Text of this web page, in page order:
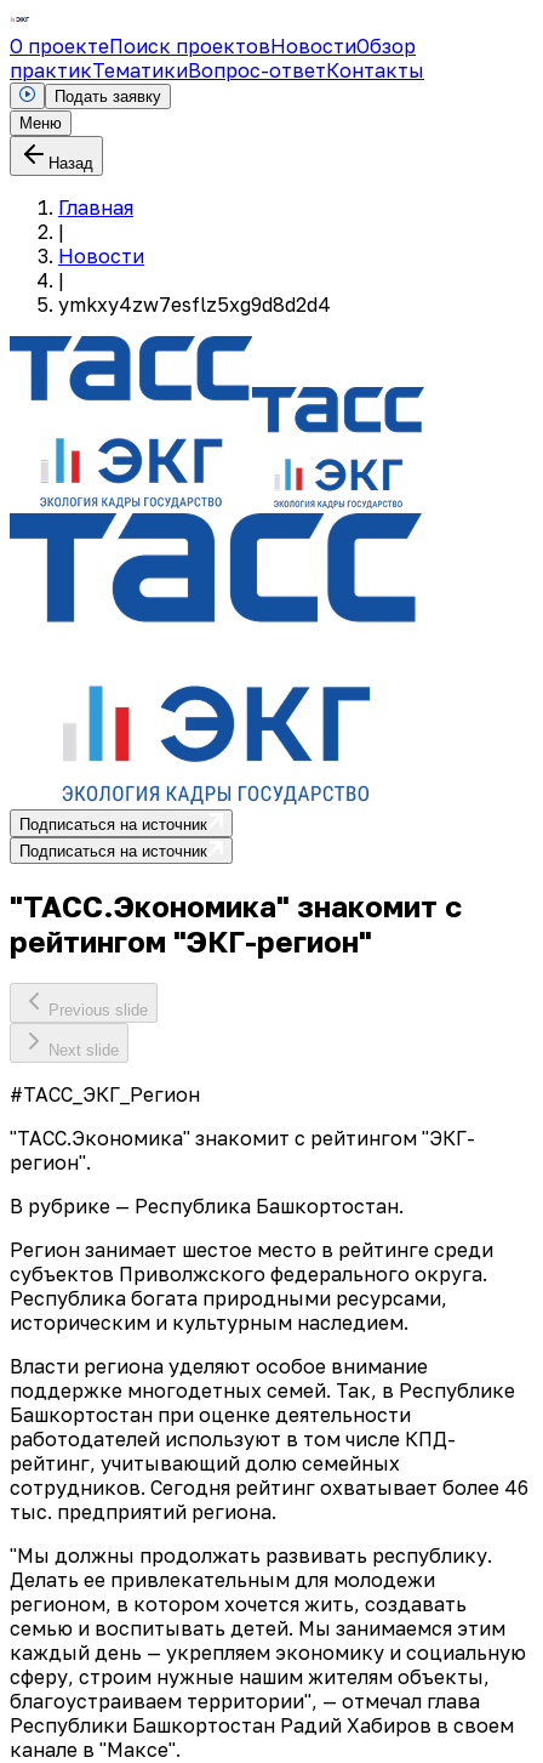
О проектеПоиск проектовНовостиОбзор
практикТематикиВопрос-ответКонтакты
Подать заявку
Меню
Назад
Главная
|
Новости
|
ymkxy4zw7esflz5xg9d8d2d4
Подписаться на источник
Подписаться на источник
"ТАСС.Экономика" знакомит с
рейтингом "ЭКГ-регион"
Previous slide
Next slide
#ТАСС_ЭКГ_Регион
"ТАСС.Экономика" знакомит с рейтингом "ЭКГ-
регион".
В рубрике — Республика Башкортостан.
Регион занимает шестое место в рейтинге среди
субъектов Приволжского федерального округа.
Республика богата природными ресурсами,
историческим и культурным наследием.
Власти региона уделяют особое внимание
поддержке многодетных семей. Так, в Республике
Башкортостан при оценке деятельности
работодателей используют в том числе КПД-
рейтинг, учитывающий долю семейных
сотрудников. Сегодня рейтинг охватывает более 46
тыс. предприятий региона.
"Мы должны продолжать развивать республику.
Делать ее привлекательным для молодежи
регионом, в котором хочется жить, создавать
семью и воспитывать детей. Мы занимаемся этим
каждый день — укрепляем экономику и социальную
сферу, строим нужные нашим жителям объекты,
благоустраиваем территории", — отмечал глава
Республики Башкортостан Радий Хабиров в своем
канале в "Максе".